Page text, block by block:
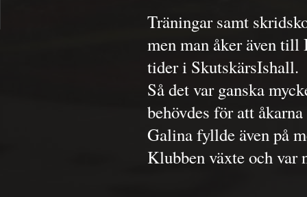
Träningar samt
men man åker även till
tider i SkutskärsIshall.
Så det var ganska
behövdes för att
Galina fyllde även på
Klubben växte och var